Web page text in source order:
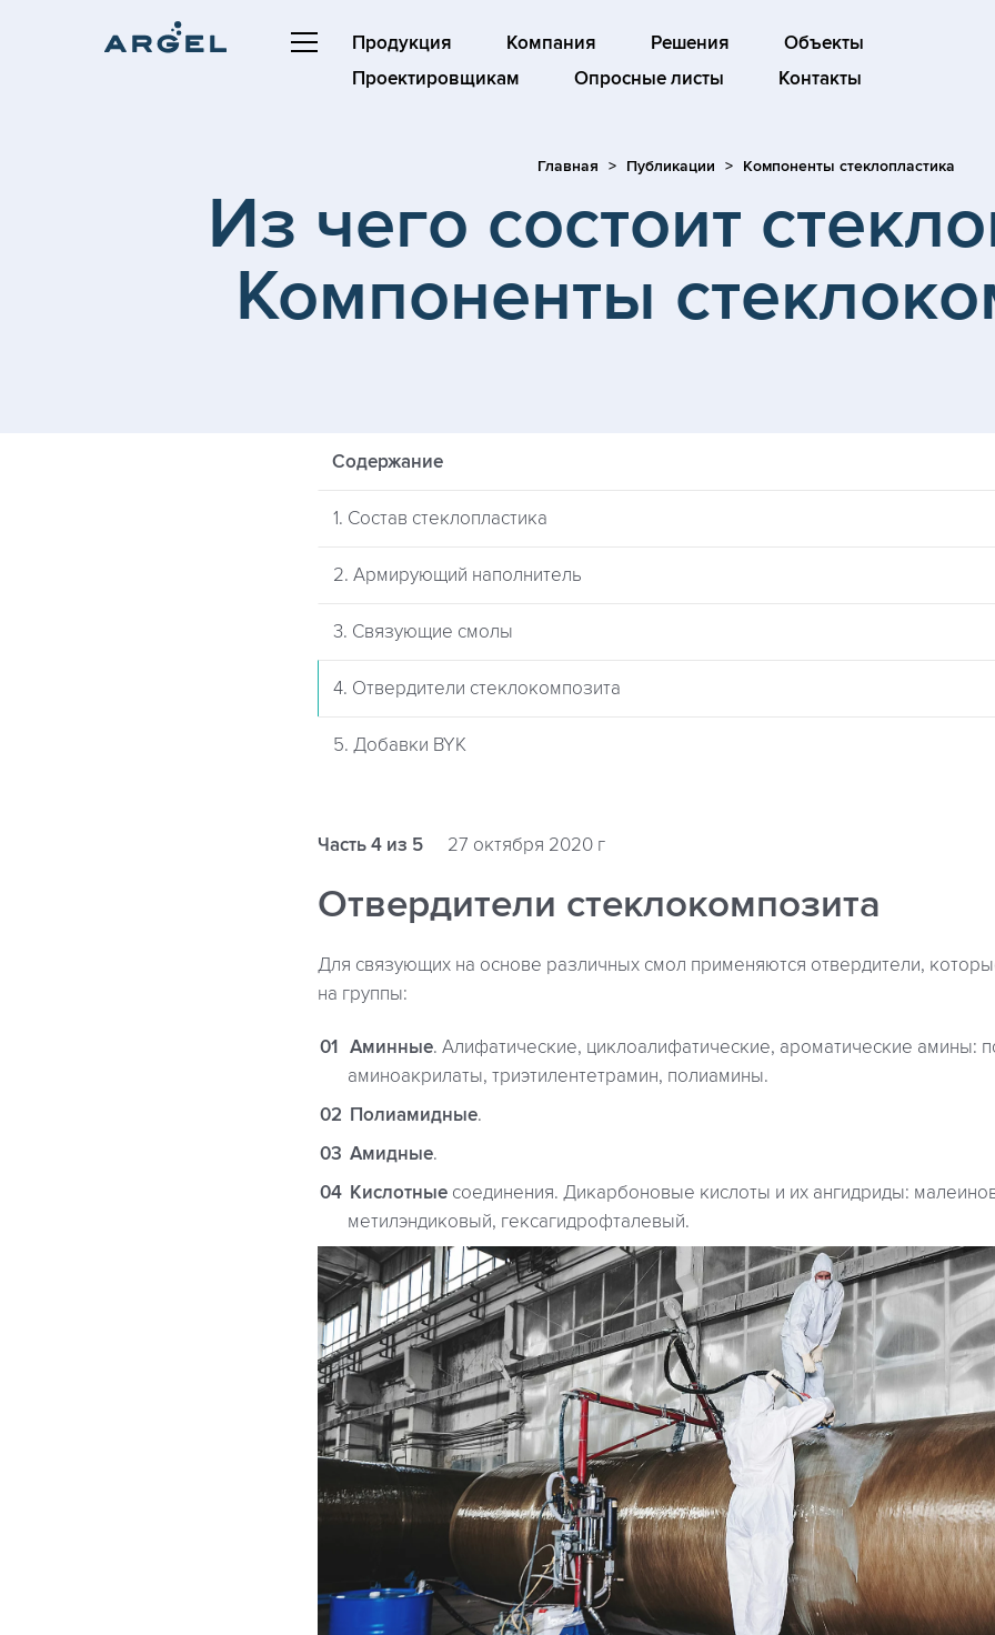
Продукция Компания Решения
Объекты
Проектировщикам
Опросные листы Контакты
Главная Публикации Компоненты стеклопластика
Из чего состоит
Компоненты
Содержание
1. Состав стеклопластика
2. Армирующий наполнитель
3. Связующие смолы
4. Отвердители стеклокомпозита
5. Добавки BYK
Часть 4 из 5 27 октября 2020 г
Отвердители стеклокомпозита
Для связующих на основе различных смол применяются отвердители,
на группы:
Аминные. Алифатические, циклоалифатические, ароматические амины:
аминоакрилаты, триэтилентетрамин, полиамины.
Полиамидные.
Амидные.
Кислотные соединения. Дикарбоновые кислоты и их ангидриды:
метилэндиковый, гексагидрофталевый.